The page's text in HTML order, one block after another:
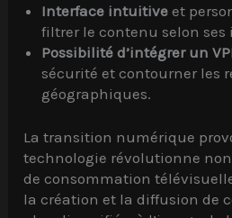
Interface intuitive et
filtrer le contenu selon ses
Possibilité d’intégrer un
sécurité et contourner les
géographiques.
La transition numérique
technologie révolutionne
de consommation
la création et la diffusion de